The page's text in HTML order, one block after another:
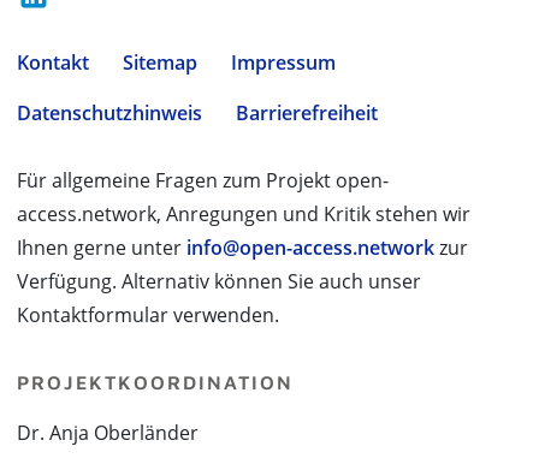
Kontakt Sitemap
Impressum
Datenschutzhinweis
Barrierefreiheit
Für allgemeine Fragen zum Projekt open-
access.network, Anregungen und Kritik stehen wir
Ihnen gerne unter info@open-access.networkzur
Verfügung. Alternativ können Sie auch unser
Kontaktformular verwenden.
PROJEKTKOORDINATION
Dr. Anja Oberländer